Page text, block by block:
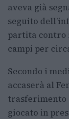
aveva già
seguito
partita contro
campi per
Secondo i
accaserà al
trasferimento
giocato in